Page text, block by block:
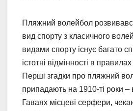
Пляжний волейбол
вид спорту з класичного
видами спорту існує багато
істотні відмінності в правилах
Перші згадки про пляжний
припадають на 1910-ті роки –
Гаваях місцеві серфери,